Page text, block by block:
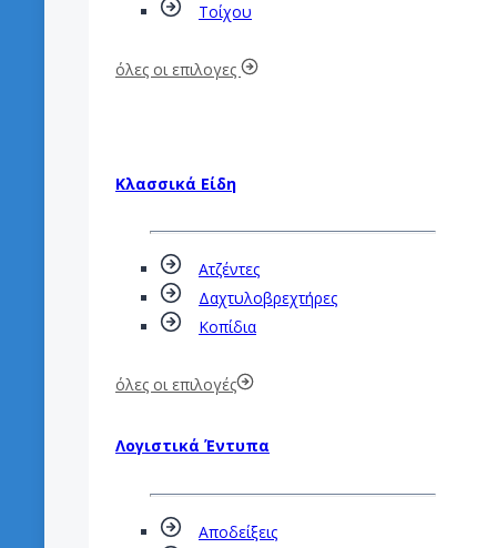
Τοίχου
όλες οι επιλογες
Κλασσικά Είδη
Ατζέντες
Δαχτυλοβρεχτήρες
Κοπίδια
όλες οι επιλογές
Λογιστικά Έντυπα
Αποδείξεις